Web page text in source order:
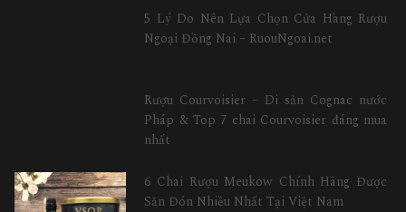
5 Lý Do Nên Lựa Chọn Cửa Hàng Rượu
Ngoại Đồng Nai – RuouNgoai.net
Rượu Courvoisier – Di sản Cognac nước
Pháp & Top 7 chai Courvoisier đáng mua
nhất
6 Chai Rượu Meukow Chính Hãng Được
Săn Đón Nhiều Nhất Tại Việt Nam